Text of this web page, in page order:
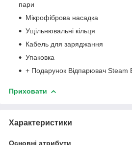
пари
Мікрофіброва насадка
Ущільнювальні кільця
Кабель для заряджання
Упаковка
+ Подарунок Відпарювач Steam
Приховати
Характеристики
Основні атрибути